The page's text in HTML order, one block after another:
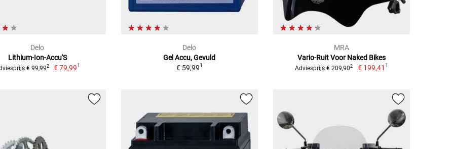
Delo
Lithium-Ion-Accu'S
€ 99,992 € 79,991
Delo
Gel Accu, Gevuld
€ 59,991
MRA
Vario-Ruit Voor Naked Bikes
Adviesprijs € 209,902 € 199,41 1